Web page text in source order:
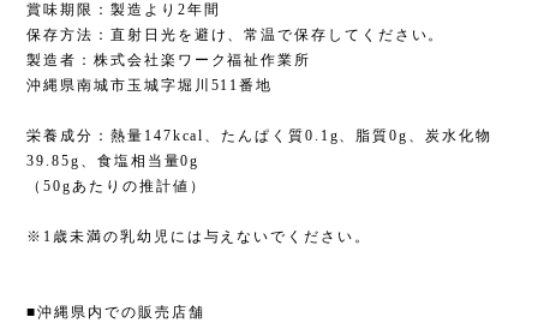
賞味期限：製造より2年間
保存方法：直射日光を避け、常温で保存してください。
製造者：株式会社楽ワーク福祉作業所
沖縄県南城市玉城字堀川511番地
栄養成分：熱量147kcal、たんぱく質0.1g、脂質0g、炭水化物
39.85g、食塩相当量0g
（50gあたりの推計値）
※1歳未満の乳幼児には与えないでください。
■沖縄県内での販売店舗